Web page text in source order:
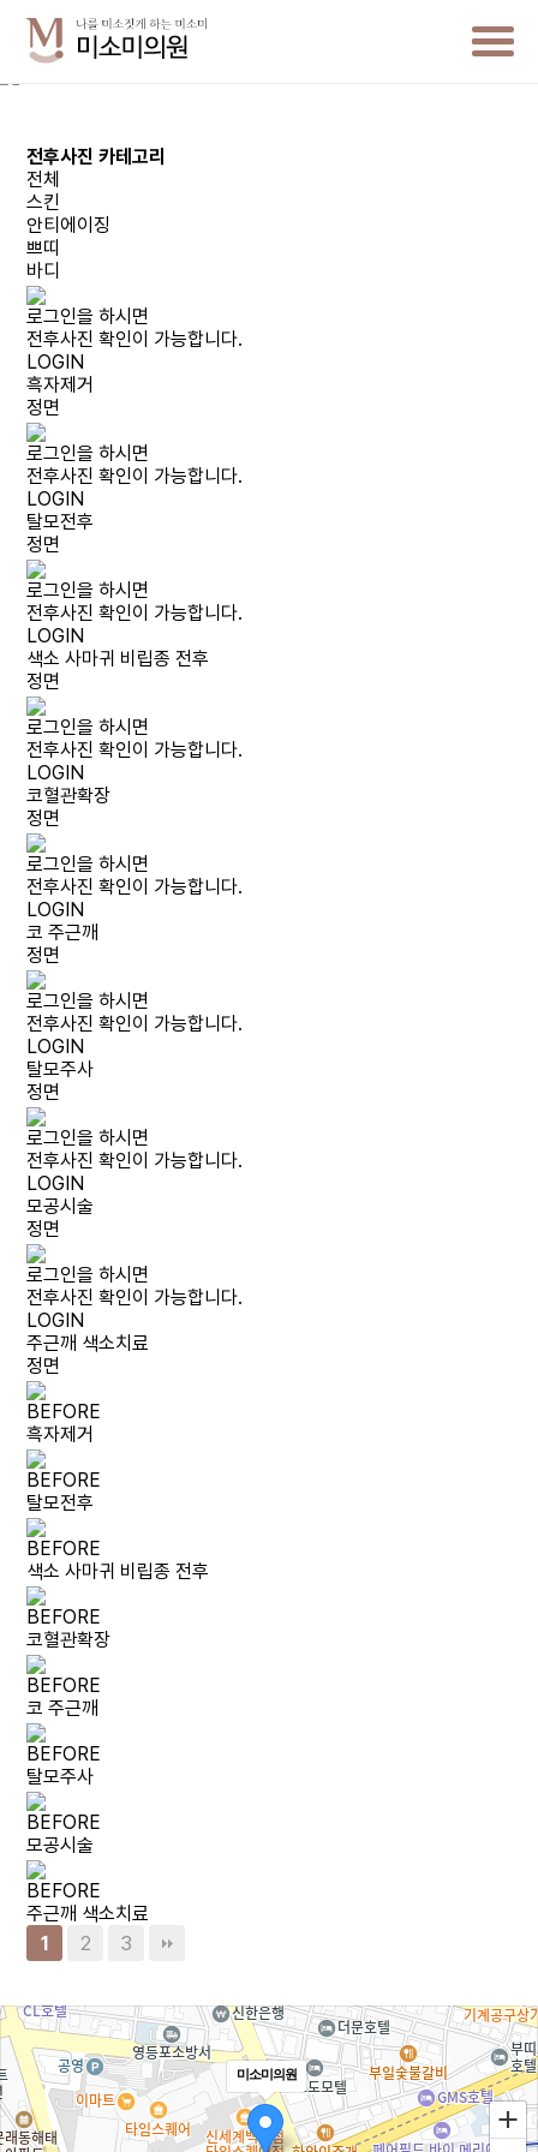
전후사진 카테고리
전체
스킨
안티에이징
쁘띠
바디
로그인을 하시면
전후사진 확인이 가능합니다.
LOGIN
흑자제거
정면
로그인을 하시면
전후사진 확인이 가능합니다.
LOGIN
탈모전후
정면
로그인을 하시면
전후사진 확인이 가능합니다.
LOGIN
색소 사마귀 비립종 전후
정면
로그인을 하시면
전후사진 확인이 가능합니다.
LOGIN
코혈관확장
정면
로그인을 하시면
전후사진 확인이 가능합니다.
LOGIN
코 주근깨
정면
로그인을 하시면
전후사진 확인이 가능합니다.
LOGIN
탈모주사
정면
로그인을 하시면
전후사진 확인이 가능합니다.
LOGIN
모공시술
정면
로그인을 하시면
전후사진 확인이 가능합니다.
LOGIN
주근깨 색소치료
정면
BEFORE
흑자제거
BEFORE
탈모전후
BEFORE
색소 사마귀 비립종 전후
BEFORE
코혈관확장
BEFORE
코 주근깨
BEFORE
탈모주사
BEFORE
모공시술
BEFORE
주근깨 색소치료
1
2 3
미소미의원